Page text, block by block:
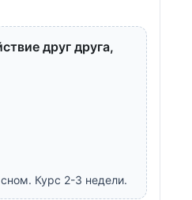
друг друга,
Курс 2-3 недели.